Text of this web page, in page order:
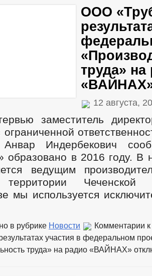
ООО
труда» на
12 августа,
заместитель
Анвар Индербекович
образовано в 2016 году. В
ведущим
Чеченской
мы используется
в рубрике Новости Комментарии
участия в федеральном
труда» на радио «ВАЙНАХ»